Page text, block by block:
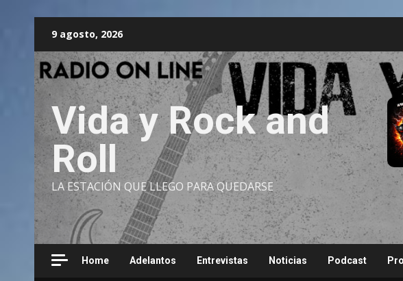
content
9 agosto, 2026
Vida y Rock and
Roll
LA ESTACIÓN QUE LLEGO PARA QUEDARSE
Home Adelantos Entrevistas Noticias Podcast